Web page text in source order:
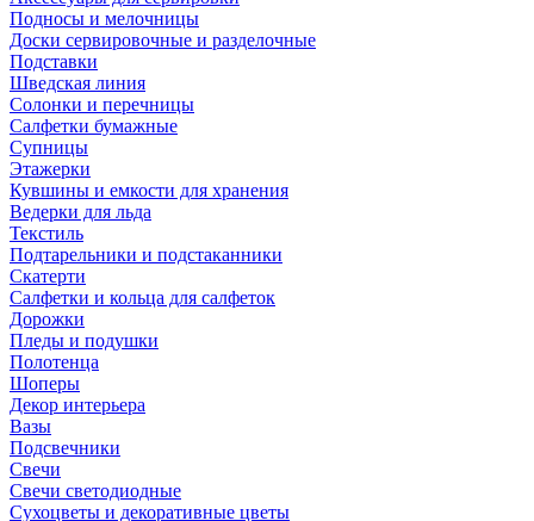
Подносы и мелочницы
Доски сервировочные и разделочные
Подставки
Шведская линия
Солонки и перечницы
Салфетки бумажные
Супницы
Этажерки
Кувшины и емкости для хранения
Ведерки для льда
Текстиль
Подтарельники и подстаканники
Скатерти
Салфетки и кольца для салфеток
Дорожки
Пледы и подушки
Полотенца
Шоперы
Декор интерьера
Вазы
Подсвечники
Свечи
Свечи светодиодные
Сухоцветы и декоративные цветы